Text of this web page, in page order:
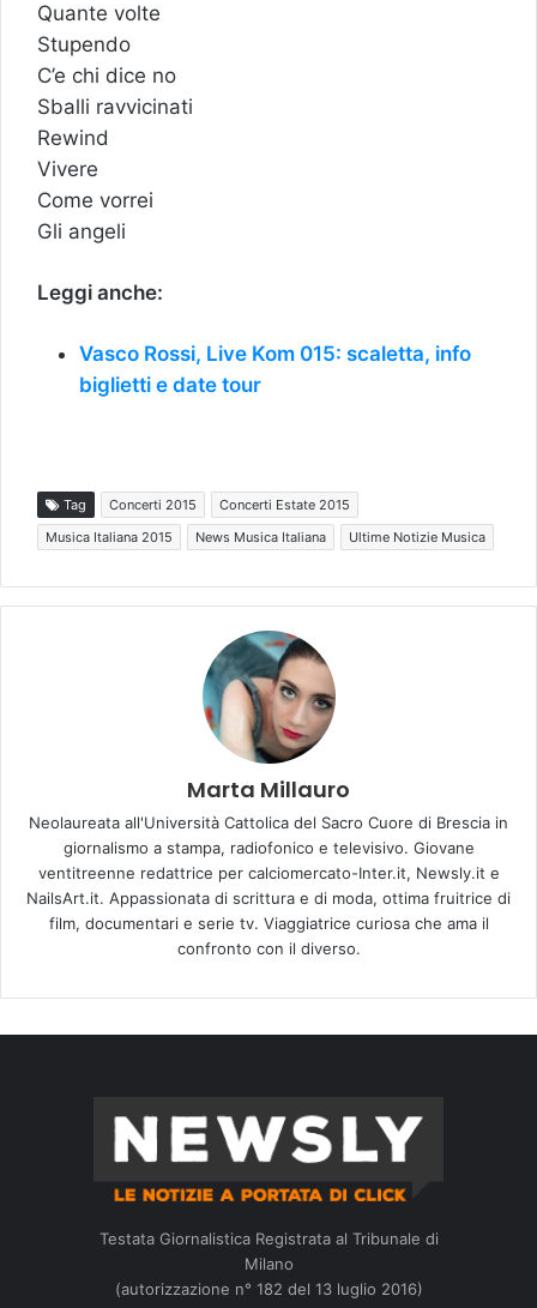
Quante volte
Stupendo
C’e chi dice no
Sballi ravvicinati
Rewind
Vivere
Come vorrei
Gli angeli
Leggi anche:
Vasco Rossi, Live Kom 015: scaletta, info
biglietti e date tour
Tag Concerti 2015
Concerti Estate 2015
Musica Italiana 2015
News Musica Italiana Ultime Notizie Musica
Marta Millauro
Neolaureata all'Università Cattolica del Sacro Cuore di Brescia in
giornalismo a stampa, radiofonico e televisivo. Giovane
ventitreenne redattrice per calciomercato-Inter.it, Newsly.it e
NailsArt.it. Appassionata di scrittura e di moda, ottima fruitrice di
film, documentari e serie tv. Viaggiatrice curiosa che ama il
confronto con il diverso.
Testata Giornalistica Registrata al Tribunale di
Milano
(autorizzazione n° 182 del 13 luglio 2016)